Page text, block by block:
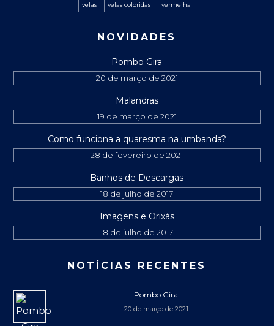
velas velas coloridas vermelha
NOVIDADES
Pombo Gira
20 de março de 2021
Malandras
19 de março de 2021
Como funciona a quaresma na umbanda?
28 de fevereiro de 2021
Banhos de Descargas
18 de julho de 2017
Imagens e Orixás
18 de julho de 2017
NOTÍCIAS RECENTES
Pombo Gira
20 de março de 2021